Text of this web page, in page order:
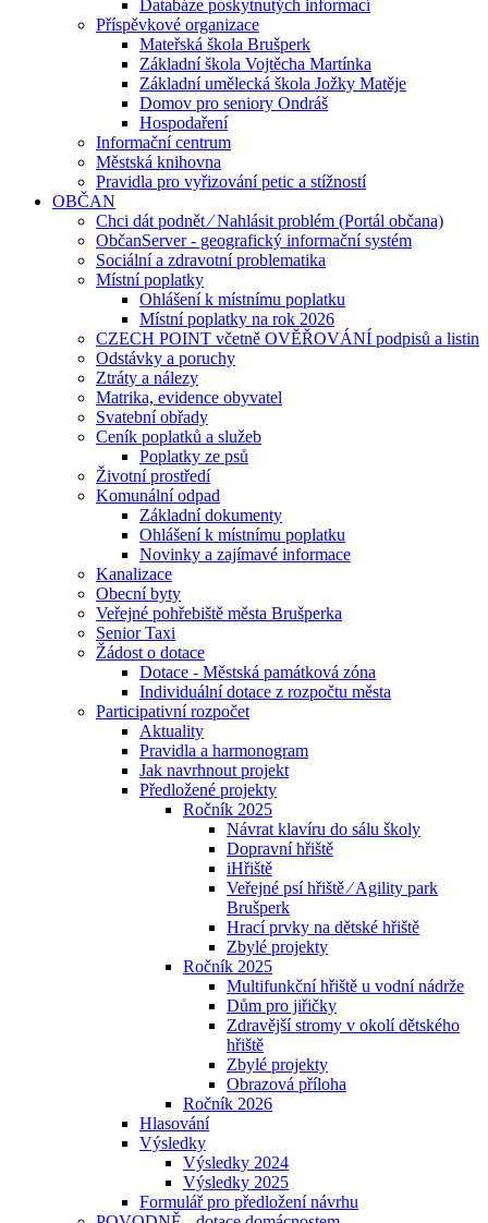
Databáze poskytnutých informací
Příspěvkové organizace
Mateřská škola Brušperk
Základní škola Vojtěcha Martínka
Základní umělecká škola Jožky Matěje
Domov pro seniory Ondráš
Hospodaření
Informační centrum
Městská knihovna
Pravidla pro vyřizování petic a stížností
OBČAN
Chci dát podnět ⁄ Nahlásit problém (Portál občana)
ObčanServer - geografický informační systém
Sociální a zdravotní problematika
Místní poplatky
Ohlášení k místnímu poplatku
Místní poplatky na rok 2026
CZECH POINT včetně OVĚŘOVÁNÍ podpisů a listin
Odstávky a poruchy
Ztráty a nálezy
Matrika, evidence obyvatel
Svatební obřady
Ceník poplatků a služeb
Poplatky ze psů
Životní prostředí
Komunální odpad
Základní dokumenty
Ohlášení k místnímu poplatku
Novinky a zajímavé informace
Kanalizace
Obecní byty
Veřejné pohřebiště města Brušperka
Senior Taxi
Žádost o dotace
Dotace - Městská památková zóna
Individuální dotace z rozpočtu města
Participativní rozpočet
Aktuality
Pravidla a harmonogram
Jak navrhnout projekt
Předložené projekty
Ročník 2025
Návrat klavíru do sálu školy
Dopravní hřiště
iHřiště
Veřejné psí hřiště ⁄ Agility park
Brušperk
Hrací prvky na dětské hřiště
Zbylé projekty
Ročník 2025
Multifunkční hřiště u vodní nádrže
Dům pro jiřičky
Zdravější stromy v okolí dětského
hřiště
Zbylé projekty
Obrazová příloha
Ročník 2026
Hlasování
Výsledky
Výsledky 2024
Výsledky 2025
Formulář pro předložení návrhu